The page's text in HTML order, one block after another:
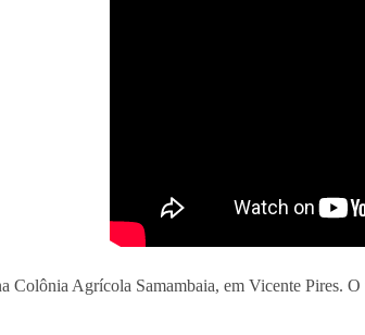
Colônia Agrícola Samambaia, em Vicente Pires.